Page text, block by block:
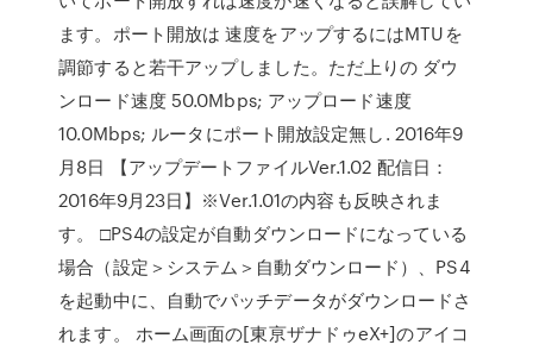
ます。ポート開放は 速度をアップするにはMTUを
調節すると若干アップしました。ただ上りの ダウ
ンロード速度 50.0Mbps; アップロード速度
10.0Mbps; ルータにポート開放設定無し. 2016年9
月8日 【アップデートファイルVer.1.02 配信日：
2016年9月23日】※Ver.1.01の内容も反映されま
す。 □PS4の設定が自動ダウンロードになっている
場合（設定＞システム＞自動ダウンロード）、PS4
を起動中に、自動でパッチデータがダウンロードさ
れます。 ホーム画面の[東亰ザナドゥeX+]のアイコ